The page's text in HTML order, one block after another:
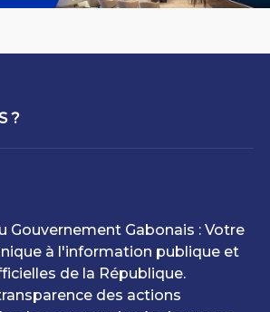
?
Gouvernement Gabonais : Votre
à l'information publique et
de la République.
des actions